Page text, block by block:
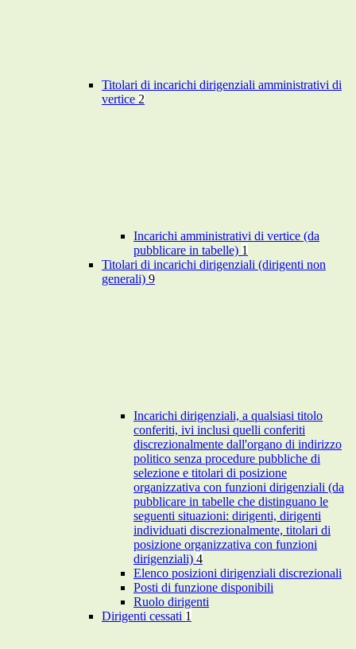
Titolari di incarichi dirigenziali amministrativi di
vertice 2
Incarichi amministrativi di vertice (da
pubblicare in tabelle) 1
Titolari di incarichi dirigenziali (dirigenti non
generali) 9
Incarichi dirigenziali, a qualsiasi titolo
conferiti, ivi inclusi quelli conferiti
discrezionalmente dall'organo di indirizzo
politico senza procedure pubbliche di
selezione e titolari di posizione
organizzativa con funzioni dirigenziali (da
pubblicare in tabelle che distinguano le
seguenti situazioni: dirigenti, dirigenti
individuati discrezionalmente, titolari di
posizione organizzativa con funzioni
dirigenziali) 4
Elenco posizioni dirigenziali discrezionali
Posti di funzione disponibili
Ruolo dirigenti
Dirigenti cessati 1